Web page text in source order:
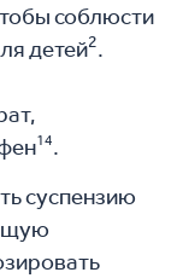
соблюсти
детей2.
14.
суспензию